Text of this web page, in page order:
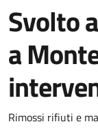
Svolto
a
Dettagli
Rimossi rifiuti e